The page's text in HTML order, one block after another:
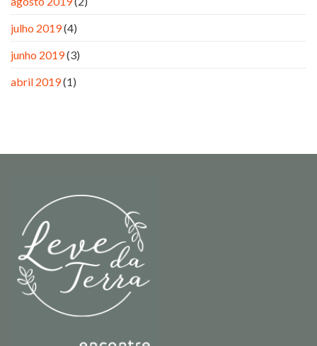
julho 2019(4)
junho 2019(3)
abril 2019(1)